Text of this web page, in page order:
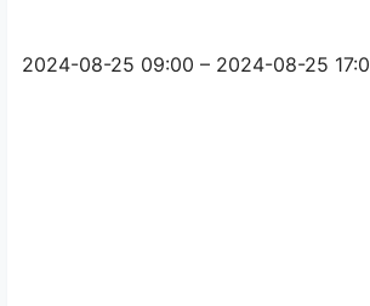
2024-08-25 09:00 – 2024-08-25